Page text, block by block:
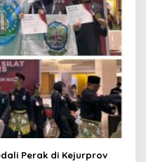
Perak di Kejurprov